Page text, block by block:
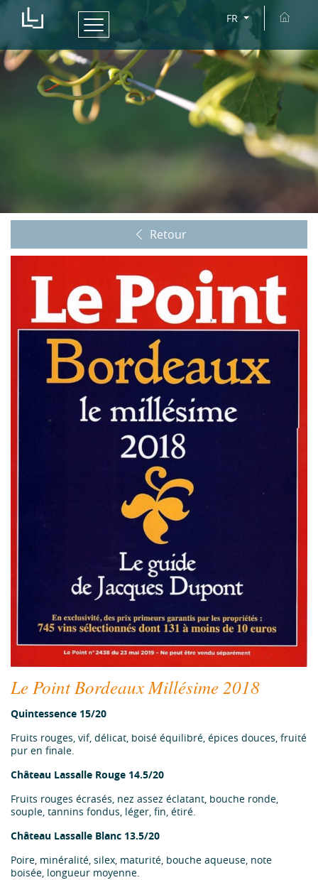
FR
Retour
Le Point Bordeaux Millésime 2018
Quintessence 15/20
Fruits rouges, vif, délicat, boisé équilibré, épices douces, fruité
pur en finale.
Château Lassalle Rouge 14.5/20
Fruits rouges écrasés, nez assez éclatant, bouche ronde,
souple, tannins fondus, léger, fin, étiré.
Château Lassalle Blanc 13.5/20
Poire, minéralité, silex, maturité, bouche aqueuse, note
boisée, longueur moyenne.